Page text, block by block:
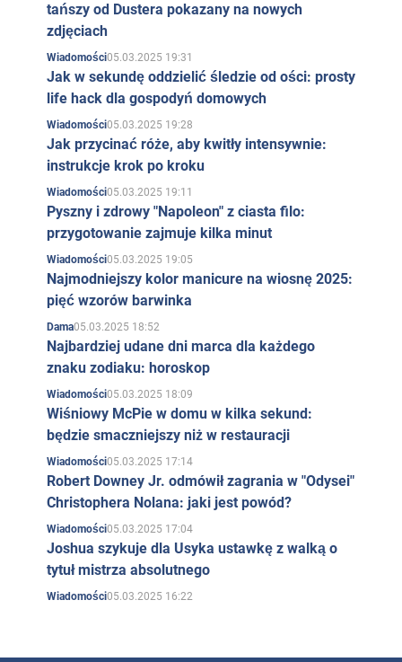
tańszy od Dustera pokazany na nowych
zdjęciach
Wiadomości05.03.2025 19:31
Jak w sekundę oddzielić śledzie od ości: prosty
life hack dla gospodyń domowych
Wiadomości05.03.2025 19:28
Jak przycinać róże, aby kwitły intensywnie:
instrukcje krok po kroku
Wiadomości05.03.2025 19:11
Pyszny i zdrowy "Napoleon" z ciasta filo:
przygotowanie zajmuje kilka minut
Wiadomości05.03.2025 19:05
Najmodniejszy kolor manicure na wiosnę 2025:
pięć wzorów barwinka
Dama05.03.2025 18:52
Najbardziej udane dni marca dla każdego
znaku zodiaku: horoskop
Wiadomości05.03.2025 18:09
Wiśniowy McPie w domu w kilka sekund:
będzie smaczniejszy niż w restauracji
Wiadomości05.03.2025 17:14
Robert Downey Jr. odmówił zagrania w "Odysei"
Christophera Nolana: jaki jest powód?
Wiadomości05.03.2025 17:04
Joshua szykuje dla Usyka ustawkę z walką o
tytuł mistrza absolutnego
Wiadomości05.03.2025 16:22